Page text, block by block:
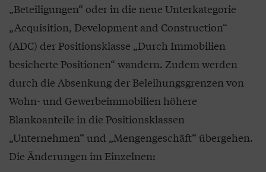
„Beteiligungen“ oder in die neue Unterkategorie
„Acquisition, Development and Construction“
(ADC) der Positionsklasse „Durch Immobilien
besicherte Positionen“ wandern. Zudem werden
durch die Absenkung der Beleihungsgrenzen von
Wohn- und Gewerbeimmobilien höhere
Blankoanteile in die Positionsklassen
„Unternehmen“ und „Mengengeschäft“ übergehen.
Die Änderungen im Einzelnen: